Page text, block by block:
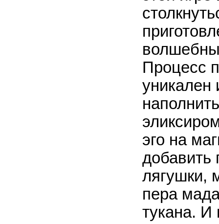
Процесс
уникален
эго на
добавить
лягушки,
пера
тукана. И